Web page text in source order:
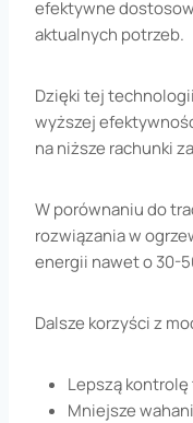
efektywne
aktualnych potrzeb.
Dzięki tej
wyższej
na niższe rachunki
W porównaniu do
rozwiązania w
energii nawet o 30-
Dalsze korzyści z
Lepszą
Mniejsze